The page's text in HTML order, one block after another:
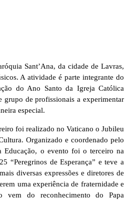
Sant’Ana, da cidade de Lavras,
A atividade é parte integrante do
do Ano Santo da Igreja Católica
grupo de profissionais a experimentar
especial.
foi realizado no Vaticano o Jubileu
Organizado e coordenado pelo
Educação, o evento foi o terceiro na
“Peregrinos de Esperança” e teve a
diversas expressões e diretores de
uma experiência de fraternidade e
vem do reconhecimento do Papa